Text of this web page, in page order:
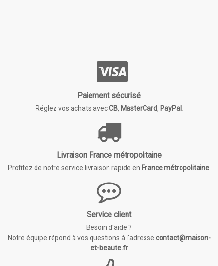
Paiement sécurisé
Réglez vos achats avecCB, MasterCard, PayPal.
Livraison France métropolitaine
Profitez de notre service livraison rapide en France métropolitaine.
Service client
Besoin d'aide ?
Notre équipe répond à vos questions à l'adresse contact@maison-
et-beaute.fr